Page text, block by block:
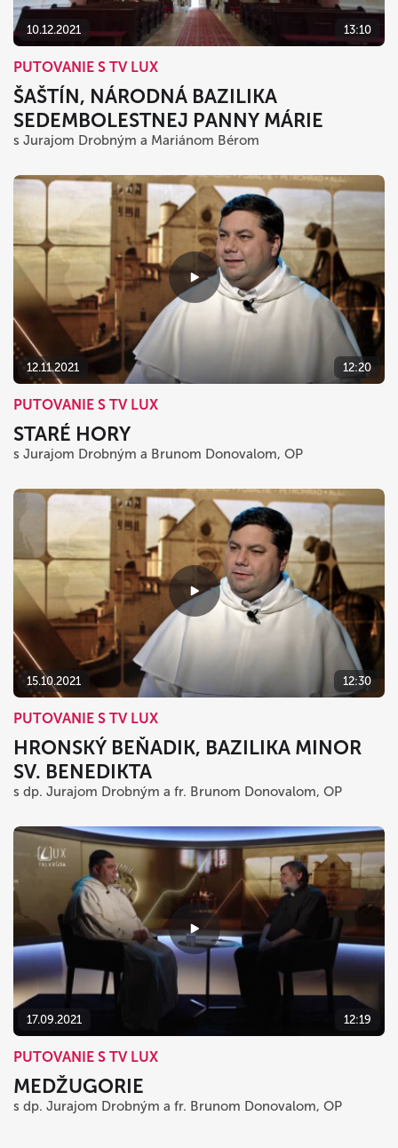
10.12.2021 13:10
PUTOVANIE S TV LUX
ŠAŠTÍN, NÁRODNÁ BAZILIKA
SEDEMBOLESTNEJ PANNY MÁRIE
s Jurajom Drobným a Mariánom Bérom
12.11.2021 12:20
PUTOVANIE S TV LUX
STARÉ HORY
s Jurajom Drobným a Brunom Donovalom, OP
15.10.2021 12:30
PUTOVANIE S TV LUX
HRONSKÝ BEŇADIK, BAZILIKA MINOR
SV. BENEDIKTA
s dp. Jurajom Drobným a fr. Brunom Donovalom, OP
17.09.2021 12:19
PUTOVANIE S TV LUX
MEDŽUGORIE
s dp. Jurajom Drobným a fr. Brunom Donovalom, OP